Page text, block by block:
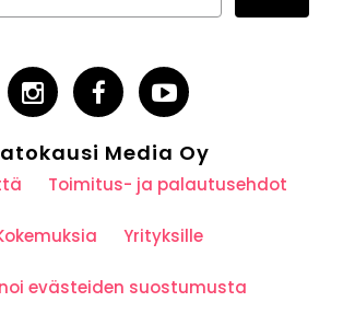
Media Oy
Toimitus- ja palautusehdot
Yrityksille
evästeiden suostumusta